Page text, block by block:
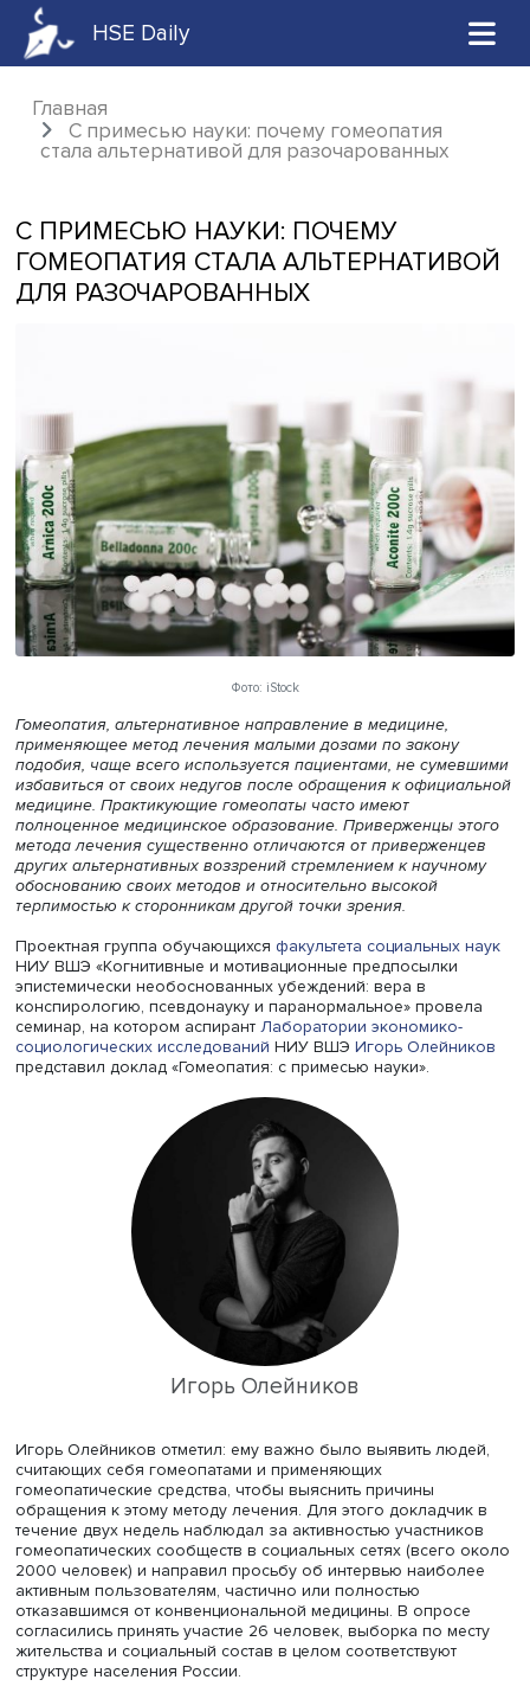
HSE Daily
Главная
С примесью науки: почему гомеопатия
С ПРИМЕСЬЮ НАУКИ: ПОЧЕМУ
ГОМЕОПАТИЯ СТАЛА
Фото: iStock
Гомеопатия, альтернативное направление в медицине,
применяющее метод лечения малыми дозами по закону
подобия, чаще всего используется пациентами, не
избавиться от своих недугов после обращения к
полноценное медицинское образование. Приверженцы
метода лечения существенно отличаются от
других альтернативных воззрений стремлением к
обоснованию своих методов и относительно высокой
терпимостью к сторонникам другой точки зрения.
НИУ ВШЭ «Когнитивные и мотивационные предпосылки
эпистемически необоснованных убеждений: вера в
конспирологию, псевдонауку и паранормальное»
семинар, на котором аспирант Лаборатории
социологических исследованийНИУ ВШЭ
представил доклад «Гомеопатия: с примесью науки».
Игорь Олейников
Игорь Олейников отметил: ему важно было выявить